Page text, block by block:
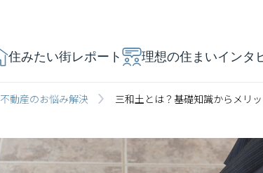
住みたい街レポート 理想の住まいインタ
不動産のお悩み解決 三和土とは？基礎知識からメリ